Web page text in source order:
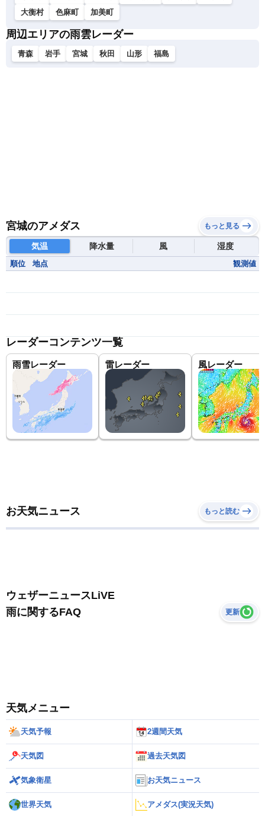
大衡村
色麻町 加美町
周辺エリアの雨雲レーダー
青森 岩手 宮城 秋田 山形 福島
宮城のアメダス もっと見る
気温 降水量 風 湿度
順位 地点 観測値
レーダーコンテンツ一覧
雨雪レーダー 雷レーダー 風レーダー
お天気ニュース もっと読む
ウェザーニュースLiVE
雨に関するFAQ
更新
天気メニュー
天気予報 2週間天気
天気図 過去天気図
気象衛星 お天気ニュース
世界天気 アメダス(実況天気)